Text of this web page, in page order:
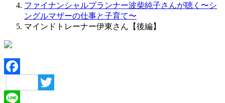
ファイナンシャルプランナー波柴純子さんが聴く〜シ
ングルマザーの仕事と子育て〜
マインドトレーナー伊東さん【後編】
Facebook
Twitter